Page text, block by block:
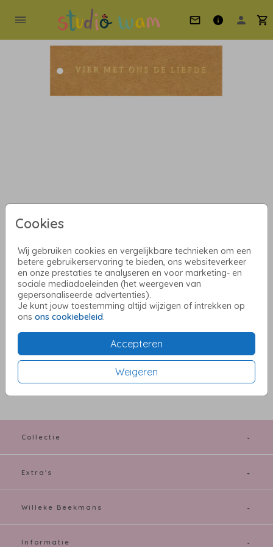
Cookies
Wij gebruiken cookies en vergelijkbare technieken om een
betere gebruikerservaring te bieden, ons websiteverkeer
en onze prestaties te analyseren en voor marketing- en
sociale mediadoeleinden (het weergeven van
gepersonaliseerde advertenties).
Je kunt jouw toestemming altijd wijzigen of intrekken op
ons ons cookiebeleid
Accepteren
Weigeren
788 - Kraftlabel folie
bruiloft
Helaas is dit product tijdelijk uitverkocht!
Heb je vragen? Neem dan contact met ons op.
x
Prijs:€ 5,95 per 25
Collectie
Extra's
Willeke Beekmans
Informatie